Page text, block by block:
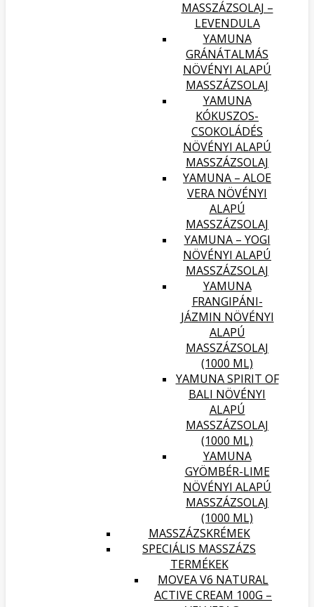
MASSZÁZSOLAJ –
LEVENDULA
YAMUNA
GRÁNÁTALMÁS
NÖVÉNYI ALAPÚ
MASSZÁZSOLAJ
YAMUNA
KÓKUSZOS-
CSOKOLÁDÉS
NÖVÉNYI ALAPÚ
MASSZÁZSOLAJ
YAMUNA – ALOE
VERA NÖVÉNYI
ALAPÚ
MASSZÁZSOLAJ
YAMUNA – YOGI
NÖVÉNYI ALAPÚ
MASSZÁZSOLAJ
YAMUNA
FRANGIPÁNI-
JÁZMIN NÖVÉNYI
ALAPÚ
MASSZÁZSOLAJ
(1000 ML)
YAMUNA SPIRIT OF
BALI NÖVÉNYI
ALAPÚ
MASSZÁZSOLAJ
(1000 ML)
YAMUNA
GYÖMBÉR-LIME
NÖVÉNYI ALAPÚ
MASSZÁZSOLAJ
(1000 ML)
MASSZÁZSKRÉMEK
SPECIÁLIS MASSZÁZS
TERMÉKEK
MOVEA V6 NATURAL
ACTIVE CREAM 100G –